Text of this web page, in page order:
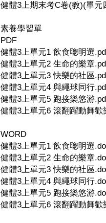
健體3上期末考C卷(教)(單元
素養學習單
PDF
健體3上單元1 飲食聰明選
健體3上單元2 生命的樂章
健體3上單元3 快樂的社區
健體3上單元4 與繩球同行
健體3上單元5 跑接樂悠游
健體3上單元6 滾翻躍動舞歡
WORD
健體3上單元1 飲食聰明選
健體3上單元2 生命的樂章
健體3上單元3 快樂的社區
健體3上單元4 與繩球同行
健體3上單元5 跑接樂悠游
健體3上單元6 滾翻躍動舞歡